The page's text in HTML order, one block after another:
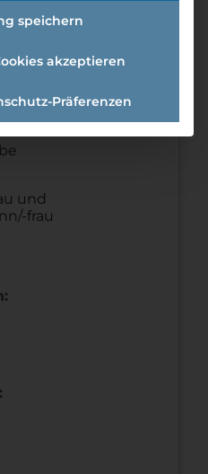
d)
und
frau
speichern
akzeptieren
Präferenzen